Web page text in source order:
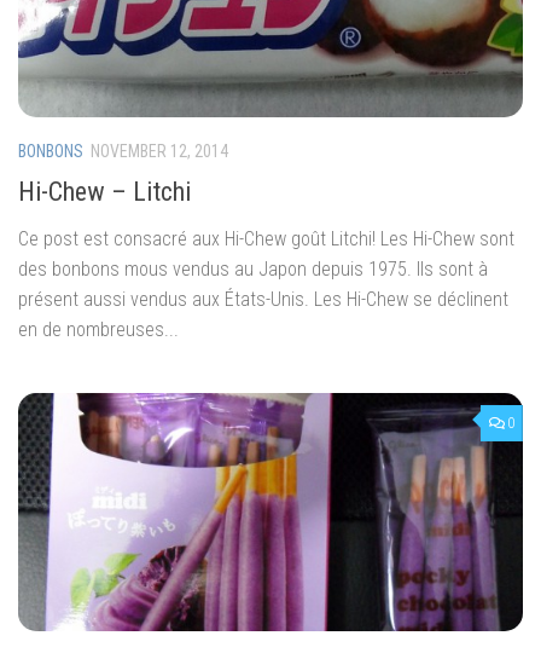
BONBONS NOVEMBER 12, 2014
Hi-Chew – Litchi
Ce post est consacré aux Hi-Chew goût Litchi! Les Hi-Chew sont
des bonbons mous vendus au Japon depuis 1975. Ils sont à
présent aussi vendus aux États-Unis. Les Hi-Chew se déclinent
en de nombreuses...
0